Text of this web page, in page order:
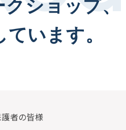
クショップ、
います。
者の皆様